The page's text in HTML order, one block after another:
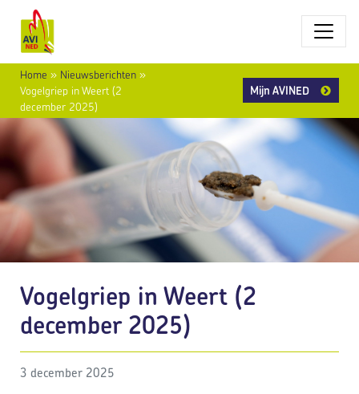
Home » Nieuwsberichten »
Vogelgriep in Weert (2
december 2025)
Mijn AVINED
Vogelgriep in Weert (2
december 2025)
3 december 2025